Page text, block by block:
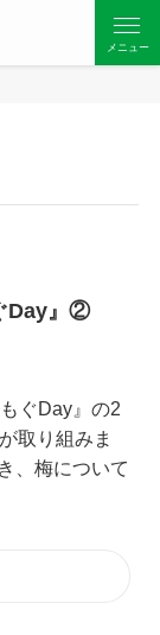
メニュー
Day』②
ぐDay』の2
取り組みま
、梅について